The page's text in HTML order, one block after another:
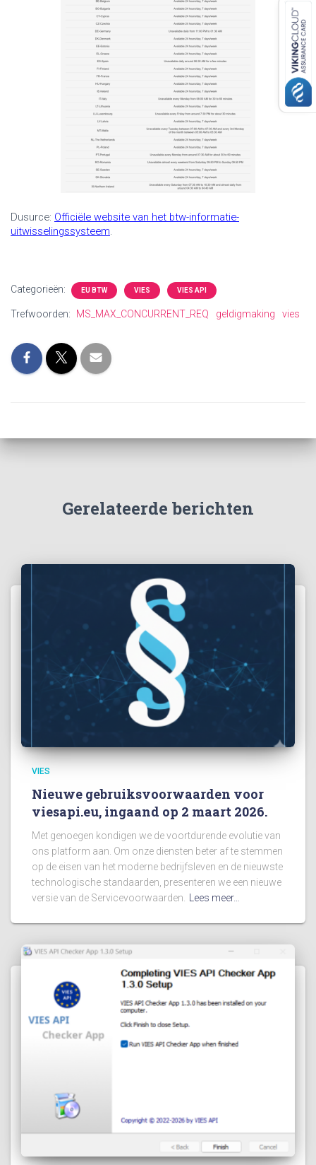
Dusurce: Officiële website van het btw-informatie-
uitwisselingssysteem
Categorieën: EU BTW VIES VIES API
Trefwoorden: MS_MAX_CONCURRENT_REQ geldigmaking vies
Gerelateerde berichten
VIES
Nieuwe gebruiksvoorwaarden voor
viesapi.eu, ingaand op 2 maart 2026.
Met genoegen kondigen we de voortdurende evolutie van
ons platform aan. Om onze diensten beter af te stemmen
op de eisen van het moderne bedrijfsleven en de nieuwste
technologische standaarden, presenteren we een nieuwe
versie van de Servicevoorwaarden.
Lees meer…